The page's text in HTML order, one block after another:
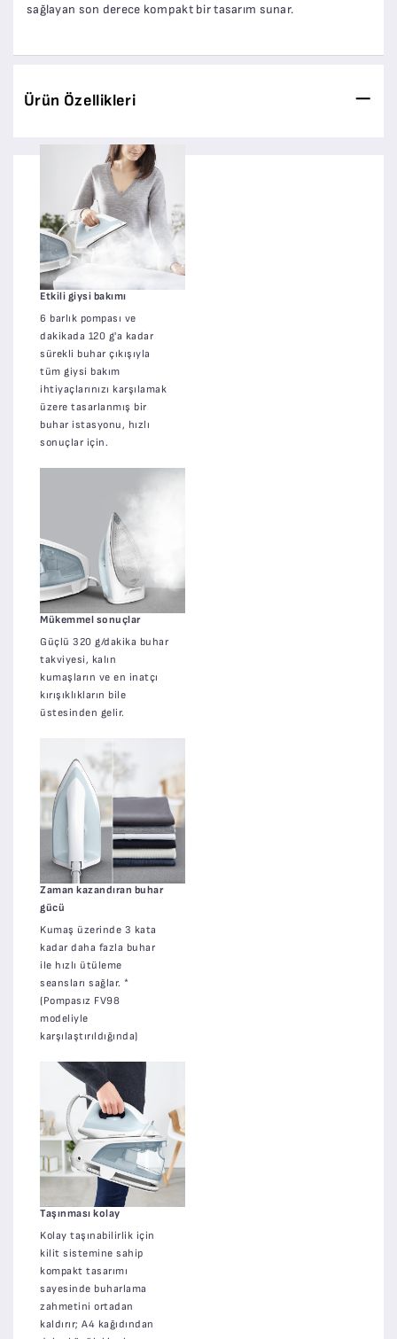
sağlayan son derece kompakt bir tasarım sunar.
Ürün Özellikleri
Etkili giysi bakımı
6 barlık pompası ve
dakikada 120 g'a kadar
sürekli buhar çıkışıyla
tüm giysi bakım
ihtiyaçlarınızı karşılamak
üzere tasarlanmış bir
buhar istasyonu, hızlı
sonuçlar için.
Mükemmel sonuçlar
Güçlü 320 g/dakika buhar
takviyesi, kalın
kumaşların ve en inatçı
kırışıklıkların bile
üstesinden gelir.
Zaman kazandıran buhar
gücü
Kumaş üzerinde 3 kata
kadar daha fazla buhar
ile hızlı ütüleme
seansları sağlar. *
(Pompasız FV98
modeliyle
karşılaştırıldığında)
Taşınması kolay
Kolay taşınabilirlik için
kilit sistemine sahip
kompakt tasarımı
sayesinde buharlama
zahmetini ortadan
kaldırır; A4 kağıdından